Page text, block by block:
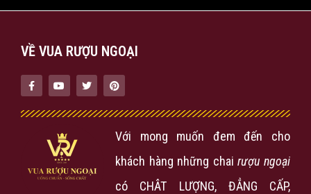
VỀ VUA RƯỢU NGOẠI
Với mong muốn đem đến cho
khách hàng những chairượu ngoại
có CHÂT LƯỢNG, ĐẲNG CẤP,